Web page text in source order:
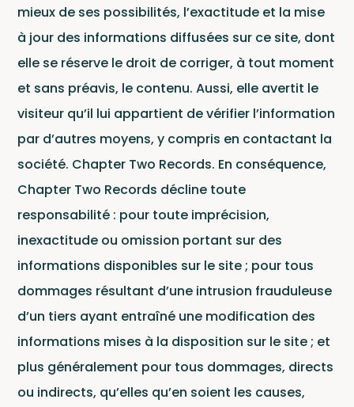
mieux de ses possibilités, l’exactitude et la mise
à jour des informations diffusées sur ce site, dont
elle se réserve le droit de corriger, à tout moment
et sans préavis, le contenu. Aussi, elle avertit le
visiteur qu’il lui appartient de vérifier l’information
par d’autres moyens, y compris en contactant la
société. Chapter Two Records. En conséquence,
Chapter Two Records décline toute
responsabilité : pour toute imprécision,
inexactitude ou omission portant sur des
informations disponibles sur le site ; pour tous
dommages résultant d’une intrusion frauduleuse
d’un tiers ayant entraîné une modification des
informations mises à la disposition sur le site ; et
plus généralement pour tous dommages, directs
ou indirects, qu’elles qu’en soient les causes,